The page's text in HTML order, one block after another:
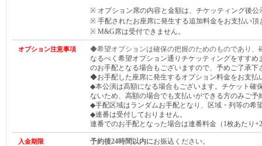
※ オプション席の内容と金額は、チケッティング後公
※ 手配されたお座席に発生する追加料金をお支払い頂
※ M&G席は受付できません。
オプション注意事項
◆希望オプションは確保の把握のためのものであり、
なるべく希望オプション通りチケッティングをすす
のお手配となる場合もございますので、予めご了承下
◆お手配した座席に発生するオプション料金をお支払
◆本公演は高額になる場合もございます。チケット確
ないため、高額の場合でも支払いができる方のみご予
◆手配区域はランダムお手配となり、区域・列等の希
◆連番は受付しておりません。
連番でのお手配となった場合は連番料金（1枚あたり
入金期限 予約後24時間以内にお振込ください。